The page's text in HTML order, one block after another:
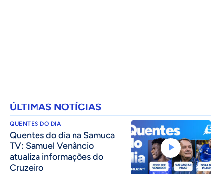
ÚLTIMAS NOTÍCIAS
QUENTES DO DIA
Quentes do dia na Samuca
TV: Samuel Venâncio
atualiza informações do
Cruzeiro